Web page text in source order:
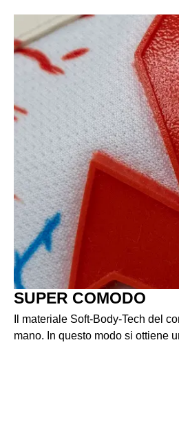
SUPER COMODO
Il materiale Soft-Body-Tech del
mano. In questo modo si ottiene